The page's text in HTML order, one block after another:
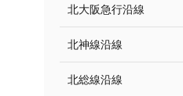
北大阪急行沿線
北神線沿線
北総線沿線